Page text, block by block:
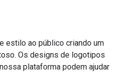
estilo ao público criando um
Os designs de logotipos
plataforma podem ajudar